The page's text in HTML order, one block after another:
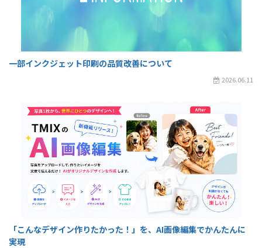
一部インクジェット印刷の品質改善について
2026.06.11
「こんなデザイン作りたかった！」を、AI画像編集でかんたんに
実現